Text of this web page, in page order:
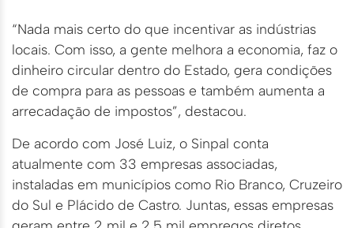
“Nada mais certo do que incentivar as indústrias
locais. Com isso, a gente melhora a economia, faz o
dinheiro circular dentro do Estado, gera condições
de compra para as pessoas e também aumenta a
arrecadação de impostos”, destacou.
De acordo com José Luiz, o Sinpal conta
atualmente com 33 empresas associadas,
instaladas em municípios como Rio Branco, Cruzeiro
do Sul e Plácido de Castro. Juntas, essas empresas